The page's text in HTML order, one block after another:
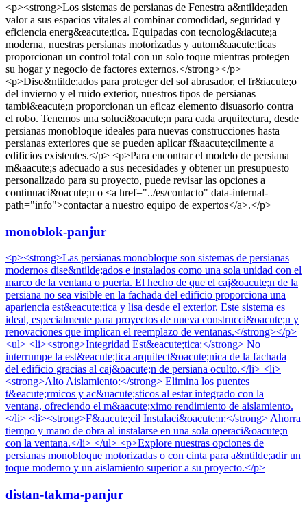
<p><strong>Los sistemas de persianas de Fenestra a&ntilde;aden
valor a sus espacios vitales al combinar comodidad, seguridad y
eficiencia energ&eacute;tica. Equipadas con tecnolog&iacute;a
moderna, nuestras persianas motorizadas y autom&aacute;ticas
proporcionan un control total con un solo toque mientras protegen
su hogar y negocio de factores externos.</strong></p>
<p>Dise&ntilde;ados para proteger del sol abrasador, el fr&iacute;o
del invierno y el ruido exterior, nuestros tipos de persianas
tambi&eacute;n proporcionan un eficaz elemento disuasorio contra
el robo. Tenemos una soluci&oacute;n para cada arquitectura, desde
persianas monobloque ideales para nuevas construcciones hasta
persianas exteriores que se pueden aplicar f&aacute;cilmente a
edificios existentes.</p> <p>Para encontrar el modelo de persiana
m&aacute;s adecuado a sus necesidades y obtener un presupuesto
personalizado para su proyecto, puede revisar las opciones a
continuaci&oacute;n o <a href="../es/contacto" data-internal-
path="info">contactar a nuestro equipo de expertos</a>.</p>
monoblok-panjur
<p><strong>Las persianas monobloque son sistemas de persianas
modernos dise&ntilde;ados e instalados como una sola unidad con el
marco de la ventana o puerta. El hecho de que el caj&oacute;n de la
persiana no sea visible en la fachada del edificio proporciona una
apariencia est&eacute;tica y lisa desde el exterior. Este sistema es
ideal, especialmente para proyectos de nueva construcci&oacute;n y
renovaciones que implican el reemplazo de ventanas.</strong></p>
<ul> <li><strong>Integridad Est&eacute;tica:</strong> No
interrumpe la est&eacute;tica arquitect&oacute;nica de la fachada
del edificio gracias al caj&oacute;n de persiana oculto.</li> <li>
<strong>Alto Aislamiento:</strong> Elimina los puentes
t&eacute;rmicos y ac&uacute;sticos al estar integrado con la
ventana, ofreciendo el m&aacute;ximo rendimiento de aislamiento.
</li> <li><strong>F&aacute;cil Instalaci&oacute;n:</strong> Ahorra
tiempo y mano de obra al instalarse en una sola operaci&oacute;n
con la ventana.</li> </ul> <p>Explore nuestras opciones de
persianas monobloque motorizadas o con cinta para a&ntilde;adir un
toque moderno y un aislamiento superior a su proyecto.</p>
distan-takma-panjur